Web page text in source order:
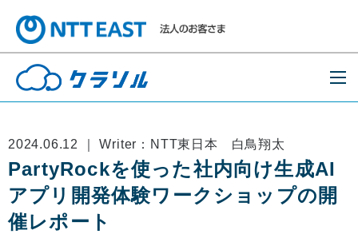
2024.06.12 ｜ Writer：NTT東日本 白鳥翔太
PartyRockを使った社内向け生成AI
アプリ開発体験ワークショップの開
催レポート